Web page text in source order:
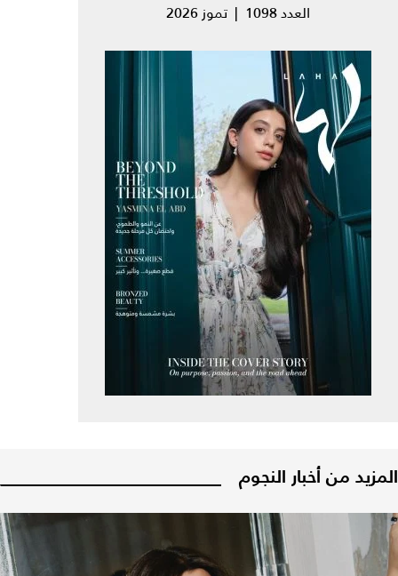
العدد 1098 | تموز 2026
المزيد من أخبار النجوم